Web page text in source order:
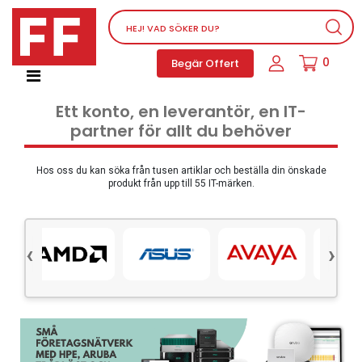
Begär Offert 0
Nätverksutrustning
Service, supportprogram och licenser
Mjukvara
Dator PC-utrustning
Tillbehör
Olika produkter
Kontorsmaterial
Ett konto, en leverantör, en IT-
partner för allt du behöver
Hos oss du kan söka från tusen artiklar och beställa din önskade
produkt från upp till 55 IT-märken.
‹ ›